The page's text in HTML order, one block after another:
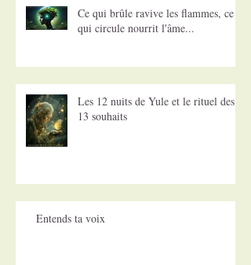
Ce qui brûle ravive les flammes, ce
qui circule nourrit l'âme...
Les 12 nuits de Yule et le rituel des
13 souhaits
Entends ta voix